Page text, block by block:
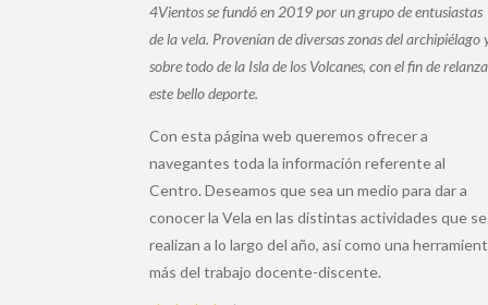
4Vientos se fundó en 2019 por un grupo de entusiastas
de la vela. Provenían de diversas zonas del archipiélago
sobre todo de la Isla de los Volcanes, con el fin de
este bello deporte.
Con esta página web queremos ofrecer a
navegantes toda la información referente al
Centro. Deseamos que sea un medio para dar a
conocer la Vela en las distintas actividades que se
realizan a lo largo del año, así como una
más del trabajo docente-discente.